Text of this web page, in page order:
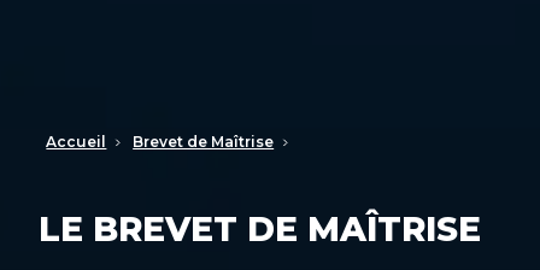
Accueil Brevet de Maîtrise
LE BREVET DE MAÎTRISE